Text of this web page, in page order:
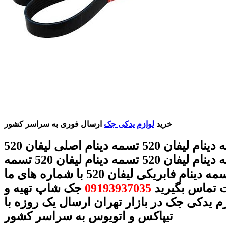
خرید لوازم یدکی جک ارسال فوری به سراسر کشور
قیمت تسمه دینام لیفان 520 تسمه دینام اصلی لیفان 520
بهترین تسمه دینام لیفان 520 تسمه دینام لیفان 520 تسمه
دینام 520 تسمه دینام فابریکی لیفان 520 با شماره های ما
تماس بگیرید 09193937035 جک شاپ تهیه و
یدکی جک در بازار تهران ارسال یک روزه با
تیپاکس و اتویوس به سراسر کشور